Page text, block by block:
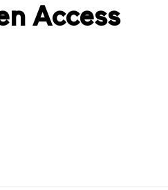
Access